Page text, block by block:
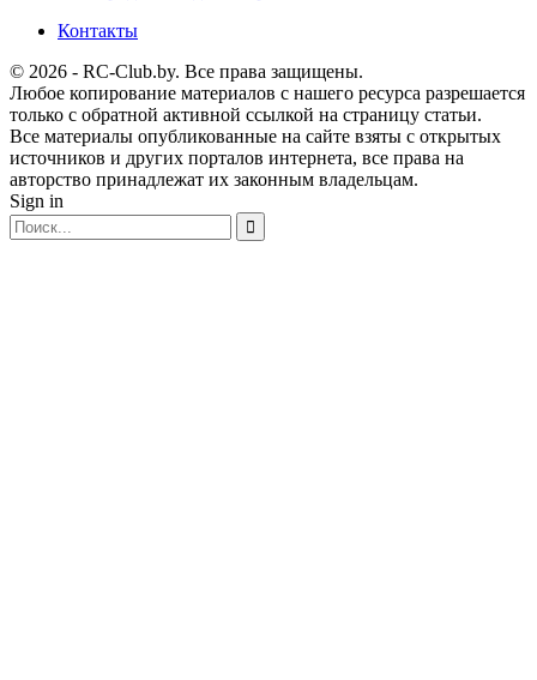
Контакты
© 2026 - RC-Club.by. Все права защищены.
Любое копирование материалов с нашего ресурса разрешается
только с обратной активной ссылкой на страницу статьи.
Все материалы опубликованные на сайте взяты с открытых
источников и других порталов интернета, все права на
авторство принадлежат их законным владельцам.
Sign in